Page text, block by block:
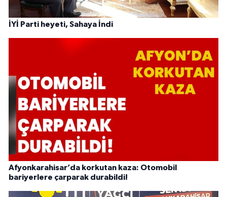
İYİ Parti heyeti, Sahaya İndi
Afyonkarahisar’da korkutan kaza: Otomobil
bariyerlere çarparak durabildi!